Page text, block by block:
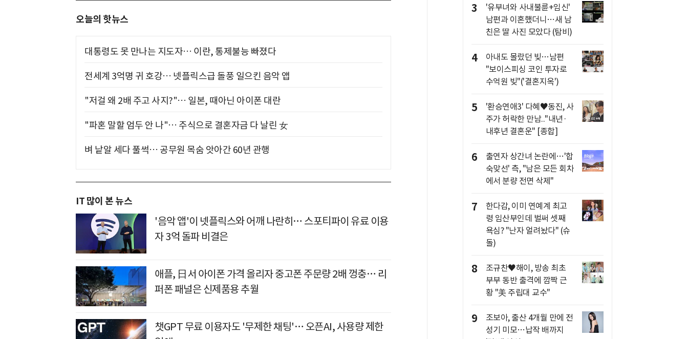
오늘의 핫뉴스
대통령도 못 만나는 지도자… 이란, 통제불능 빠졌다
전세계 3억명 귀 호강… 넷플릭스급 돌풍 일으킨 음악 앱
"저걸 왜 2배 주고 사지?"… 일본, 때아닌 아이폰 대란
"파혼 말할 엄두 안 나"… 주식으로 결혼자금 다 날린 女
벼 낱알 세다 풀썩… 공무원 목숨 앗아간 60년 관행
IT 많이 본 뉴스
'음악 앱'이 넷플릭스와 어깨 나란히… 스포티파이 유료 이용
자 3억 돌파 비결은
애플, 日서 아이폰 가격 올리자 중고폰 주문량 2배 껑충… 리
퍼폰 패널은 신제품용 추월
챗GPT 무료 이용자도 '무제한 채팅'… 오픈AI, 사용량 제한
3
'유부녀와 사내불륜+임신'
남편과 이혼했더니…새 남
친은 딸 사진 모았다 (탐비)
4
아내도 몰랐던 빚…남편
"보이스피싱 코인 투자로
수억원 빚"('결혼지옥')
5
'환승연애3' 다혜♥동진, 사
주가 허락한 만남.."내년·
내후년 결혼운" [종합]
6
출연자 상간녀 논란에…'합
숙맞선' 측, "남은 모든 회차
에서 분량 전면 삭제"
7
한다감, 이미 연예계 최고
령 임산부인데 벌써 셋째
욕심? "난자 얼려놨다" (슈
돌)
8
조규찬♥해이, 방송 최초
부부 동반 출격에 깜짝 근
황 "美 주립대 교수"
9
조보아, 출산 4개월 만에 전
성기 미모…납작 배까지